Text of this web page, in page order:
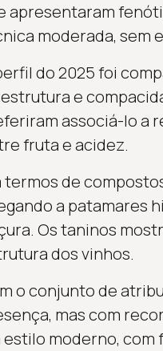
apresentaram
moderada, sem
do 2025 foi
e
associá-lo a
fruta e acidez.
termos de
a patamares
Os taninos
dos vinhos.
o conjunto de
mas com
estilo moderno, com